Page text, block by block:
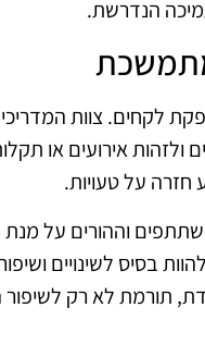
הנדרשת.
לקחים. צוות
ולזהות אירועים או
חזרה על טעויות.
וההורים על מנת
בסיס לשינויים
תורמת לא רק